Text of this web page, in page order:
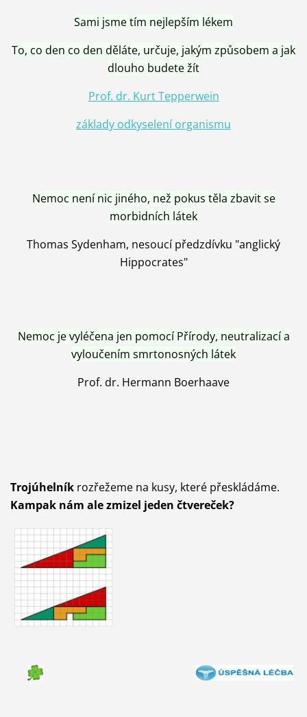
Sami jsme tím nejlepším lékem
To, co den co den děláte, určuje, jakým způsobem a jak
dlouho budete žít
Prof. dr. Kurt Tepperwein
základy odkyselení organismu
Nemoc není nic jiného, než pokus těla zbavit se
morbidních látek
Thomas Sydenham, nesoucí předzdívku "anglický
Hippocrates"
Nemoc je vyléčena jen pomocí Přírody, neutralizací a
vyloučením smrtonosných látek
Prof. dr. Hermann Boerhaave
Trojúhelníkrozřežeme na kusy, které přeskládáme.
Kampak nám ale zmizel jeden čtvereček?